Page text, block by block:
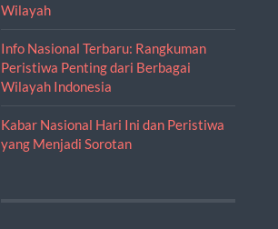
Wilayah
Info Nasional Terbaru: Rangkuman
Peristiwa Penting dari Berbagai
Wilayah Indonesia
Kabar Nasional Hari Ini dan Peristiwa
yang Menjadi Sorotan